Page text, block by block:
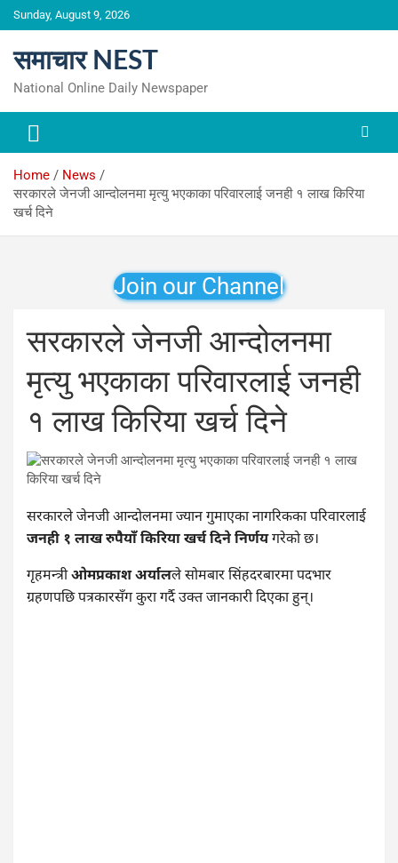
Skip
to
Sunday, August 9, 2026
समाचार NEST
National Online Daily Newspaper
Home
News
सरकारले जेनजी आन्दोलनमा मृत्यु भएकाका परिवारलाई जनही १ लाख किरिया
खर्च दिने
Join our Channel
सरकारले जेनजी आन्दोलनमा
मृत्यु भएकाका परिवारलाई जनही
१ लाख किरिया खर्च दिने
सरकारले जेनजी आन्दोलनमा ज्यान गुमाएका नागरिकका परिवारलाई
जनही १ लाख रुपैयाँ किरिया खर्च दिने निर्णयगरेको छ।
गृहमन्त्रीओमप्रकाश अर्यालले सोमबार सिंहदरबारमा पदभार
ग्रहणपछि पत्रकारसँग कुरा गर्दै उक्त जानकारी दिएका हुन्।